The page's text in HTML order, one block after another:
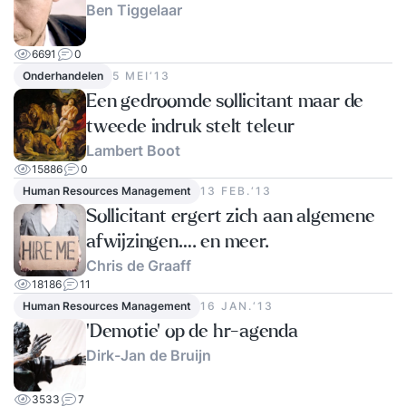
leeromgeving Daarom IK! (boek) Arrangement De
prijs voor het gebruik van de accommodatie,
koffie/thee en een gevarieerde lunch is in totaal €
160,00 (excl. btw). Je betaalt uiteraard geen
arrangementskosten als je kiest voor de online
variant in de ‘virtual class’.
Ben Tiggelaar
6691
0
Onderhandelen
5 MEI‘13
Een gedroomde sollicitant maar de
tweede indruk stelt teleur
Lambert Boot
15886
0
Human Resources Management
13 FEB.‘13
Sollicitant ergert zich aan algemene
afwijzingen…. en meer.
Chris de Graaff
18186
11
Human Resources Management
16 JAN.‘13
'Demotie’ op de hr-agenda
Dirk-Jan de Bruijn
3533 7